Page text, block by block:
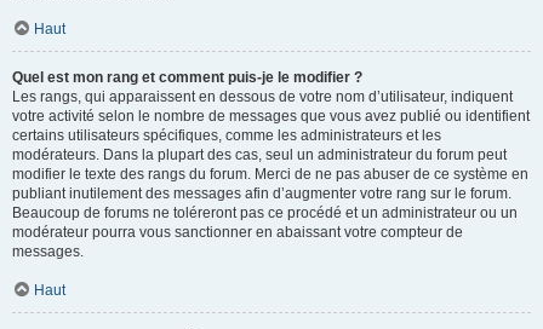
Haut
Quel est mon rang et comment puis-je le modifier ?
Les rangs, qui apparaissent en dessous de votre nom d’utilisateur, indiquent
votre activité selon le nombre de messages que vous avez publié ou identifient
certains utilisateurs spécifiques, comme les administrateurs et les
modérateurs. Dans la plupart des cas, seul un administrateur du forum peut
modifier le texte des rangs du forum. Merci de ne pas abuser de ce système en
publiant inutilement des messages afin d’augmenter votre rang sur le forum.
Beaucoup de forums ne toléreront pas ce procédé et un administrateur ou un
modérateur pourra vous sanctionner en abaissant votre compteur de
messages.
Haut